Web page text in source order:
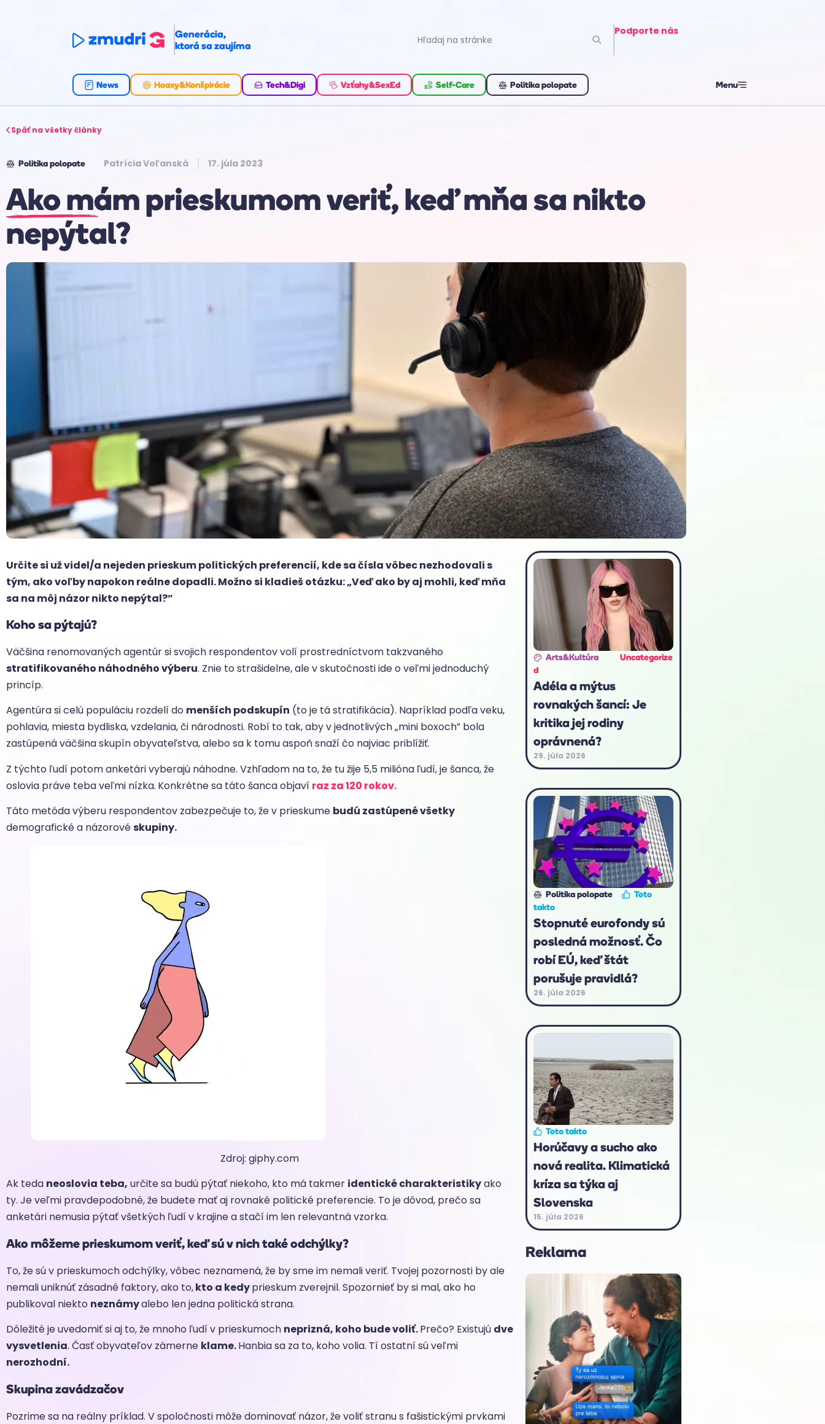
Generácia,
ktorá sa zaujíma
Podporte nás
News Hoaxy&Konšpirácie Tech&Digi Vzťahy&SexEd Self-Care Politika polopate Menu
Späť na všetky články
Politika polopate Patrícia Voľanská 17. júla 2023
Ako mám prieskumom veriť, keď mňa sa nikto
nepýtal?
Určite si už videl/a nejeden prieskum politických preferencií, kde sa čísla vôbec nezhodovali s
tým, ako voľby napokon reálne dopadli. Možno si kladieš otázku: „Veď ako by aj mohli, keď mňa
sa na môj názor nikto nepýtal?”
Koho sa pýtajú?
Väčšina renomovaných agentúr si svojich respondentov volí prostredníctvom takzvaného
stratifikovaného náhodného výberu. Znie to strašidelne, ale v skutočnosti ide o veľmi jednoduchý
princíp.
Agentúra si celú populáciu rozdelí do menších podskupín (to je tá stratifikácia). Napríklad podľa veku,
pohlavia, miesta bydliska, vzdelania, či národnosti. Robí to tak, aby v jednotlivých „mini boxoch” bola
zastúpená väčšina skupín obyvateľstva, alebo sa k tomu aspoň snaží čo najviac priblížiť.
Z týchto ľudí potom anketári vyberajú náhodne. Vzhľadom na to, že tu žije 5,5 milióna ľudí, je šanca, že
oslovia práve teba veľmi nízka. Konkrétne sa táto šanca objaví raz za 120 rokov.
Táto metóda výberu respondentov zabezpečuje to, že v prieskume budú zastúpené všetky
demografické a názorovéskupiny.
Zdroj: giphy.com
Ak teda neoslovia teba, určite sa budú pýtať niekoho, kto má takmer identické charakteristikyako
ty. Je veľmi pravdepodobné, že budete mať aj rovnaké politické preferencie. To je dôvod, prečo sa
anketári nemusia pýtať všetkých ľudí v krajine a stačí im len relevantná vzorka.
Ako môžeme prieskumom veriť, keď sú v nich také odchýlky?
To, že sú v prieskumoch odchýlky, vôbec neznamená, že by sme im nemali veriť. Tvojej pozornosti by ale
nemali uniknúť zásadné faktory, ako to,kto a kedyprieskum zverejnil. Spozornieť by si mal, ako ho
publikoval niekto neznámyalebo len jedna politická strana.
Dôležité je uvedomiť si aj to, že mnoho ľudí v prieskumoch neprizná, koho bude voliť.Prečo? Existujú dve
vysvetlenia. Časť obyvateľov zámerne klame.Hanbia sa za to, koho volia. Tí ostatní sú veľmi
nerozhodní.
Skupina zavádzačov
Pozrime sa na reálny príklad. V spoločnosti môže dominovať názor, že voliť stranu s fašistickými prvkami
Arts&Kultúra
Uncategorize
d
Adéla a mýtus
rovnakých šancí: Je
kritika jej rodiny
oprávnená?
29. júla 2026
Politika polopate
Toto
takto
Stopnuté eurofondy sú
posledná možnosť. Čo
robí EÚ, keď štát
porušuje pravidlá?
26. júla 2026
Toto takto
Horúčavy a sucho ako
nová realita. Klimatická
kríza sa týka aj
Slovenska
15. júla 2026
Reklama